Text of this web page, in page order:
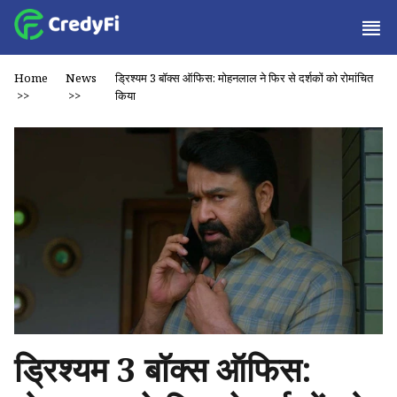
Home
>>
News
>>
ड्रिश्यम 3 बॉक्स ऑफिस: मोहनलाल ने फिर से दर्शकों को रोमांचित
किया
ड्रिश्यम 3 बॉक्स ऑफिस: